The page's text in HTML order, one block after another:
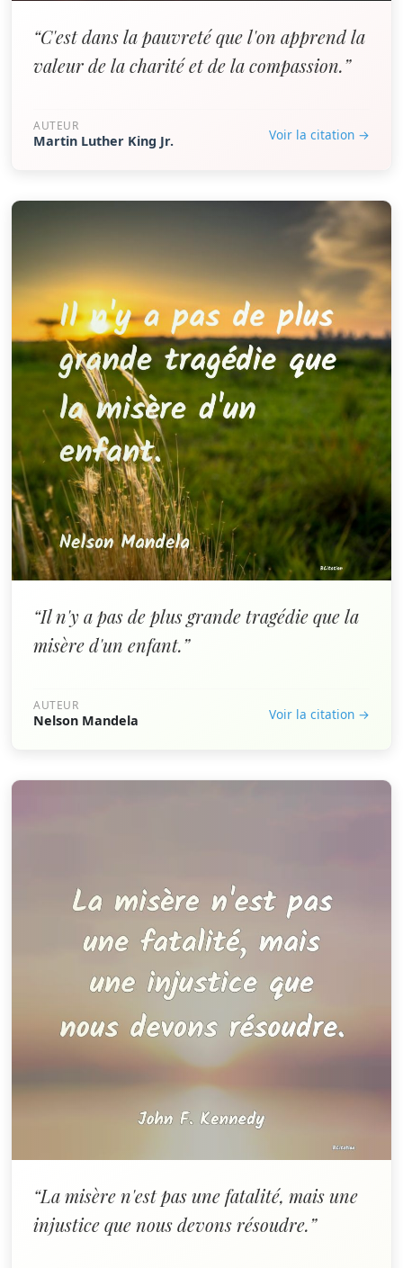
“C'est dans la pauvreté que l'on apprend la
valeur de la charité et de la compassion.”
AUTEUR
Martin Luther King Jr. Voir la citation →
“Il n'y a pas de plus grande tragédie que la
misère d'un enfant.”
AUTEUR
Nelson Mandela Voir la citation →
“La misère n'est pas une fatalité, mais une
injustice que nous devons résoudre.”